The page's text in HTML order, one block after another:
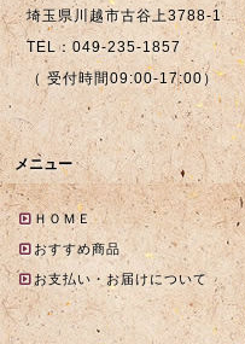
埼玉県川越市古谷上3788-1
TEL：049-235-1857
（ 受付時間09:00-17:00）
メニュー
ＨＯＭＥ
おすすめ商品
お支払い・お届けについて